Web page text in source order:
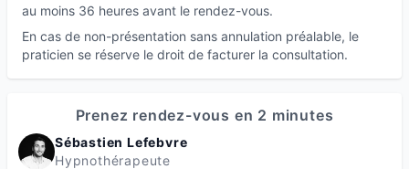
au moins 36 heures avant le rendez-vous.
En cas de non-présentation sans annulation préalable, le
praticien se réserve le droit de facturer la consultation.
Prenez rendez-vous en 2 minutes
Sébastien Lefebvre
Hypnothérapeute